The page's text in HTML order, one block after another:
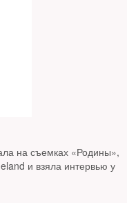
на съемках «Родины»,
и взяла интервью у